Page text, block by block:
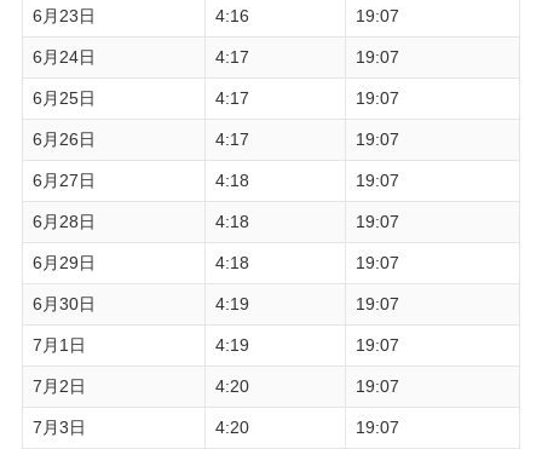
6月23日 4:16 19:07
6月24日 4:17 19:07
6月25日 4:17 19:07
6月26日 4:17 19:07
6月27日 4:18 19:07
6月28日 4:18 19:07
6月29日 4:18 19:07
6月30日 4:19 19:07
7月1日 4:19 19:07
7月2日 4:20 19:07
7月3日 4:20 19:07